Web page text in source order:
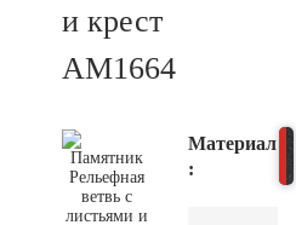
и крест
AM1664
Материал
: